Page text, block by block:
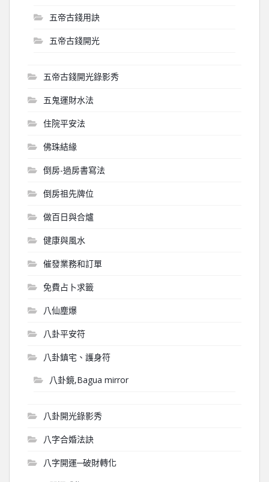
五帝古錢用訣
五帝古錢開光
五帝古錢開光錄影秀
五鬼運財水法
住院平安法
佛珠結緣
倒房-過房書寫法
倒房祖先牌位
做百日與合爐
健康與風水
催發業務和訂單
免費占卜求籤
八仙塵爆
八卦平安符
八卦鎮宅、護身符
八卦鏡,Bagua mirror
八卦開光錄影秀
八字合婚法訣
八字開運─破財轉化